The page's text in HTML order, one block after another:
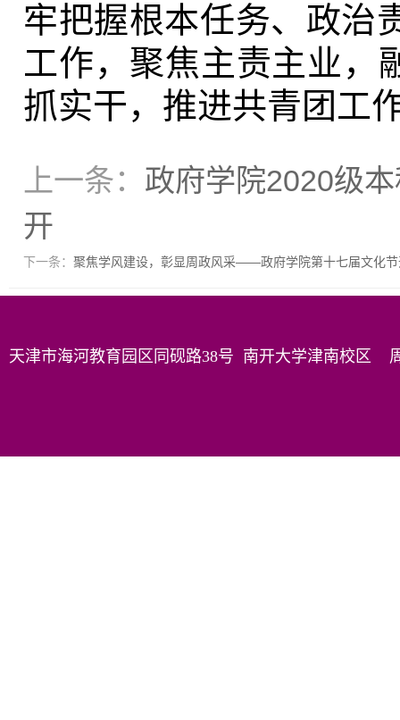
牢把握根本任务、政治
工作，聚焦主责主业，
抓实干，推进共青团工
上一条： 政府学院2020级
开
下一条： 聚焦学风建设，彰显周政风采——政府学院第十七届文化节
天津市海河教育园区同砚路38号 南开大学津南校区